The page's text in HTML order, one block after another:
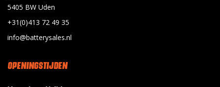
5405 BW Uden
+31(0)413 72 49 35
info@batterysales.nl
OPENINGSTIJDEN